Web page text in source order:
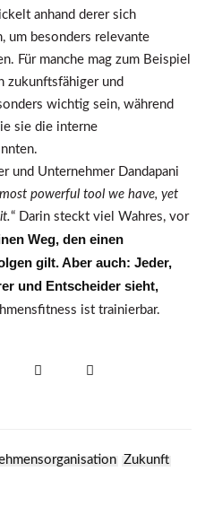
anhand derer sich
um besonders relevante
Für manche mag zum Beispiel
zukunftsfähiger und
wichtig sein, während
sie die interne
und Unternehmer Dandapani
powerful tool we have, yet
“ Darin steckt viel Wahres, vor
Weg, den einen
gilt. Aber auch: Jeder,
und Entscheider sieht,
ist trainierbar.
Zukunft